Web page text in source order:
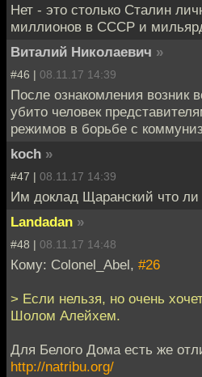
Нет - это столько Сталин
миллионов в СССР и
Виталий Николаевич »
#46 | 08.11.17 14:39
После ознакомления возник
убито человек
режимов в борьбе с
koch »
#47 | 08.11.17 14:39
Им доклад Щаранский что ли
Landadan »
#48 | 08.11.17 14:48
Кому: Colonel_Abel, #26
> Если нельзя, но очень
Шолом Алейхем.
Для Белого Дома есть же
http://natribu.org/